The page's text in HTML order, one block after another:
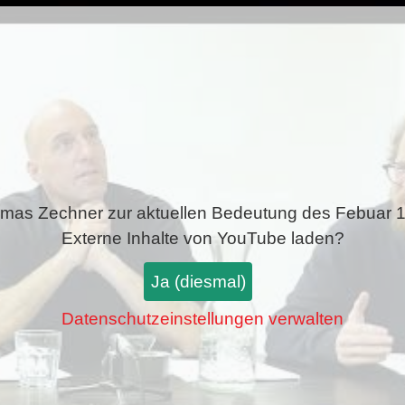
Zechner zur aktuellen Bedeutung des Febuar
Externe Inhalte vonYouTube laden?
Ja (diesmal)
Datenschutzeinstellungen verwalten